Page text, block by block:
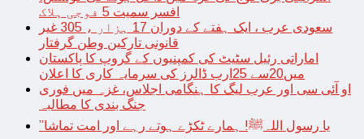
افسر سمیت 5 فوجی ہلاک
سعودی عرب ، ایک ہفتے کے دوران 17 ہزار ، 305 غیر
قانونی تارکین وطن گرفتار
اماراتی رئیل سٹیٹ کی کمپنیوں کے گروپ کا پاکستان
میں20سے 25ارب ڈالرز کی سرمایہ کاری کا اعلان
او آئی سی اور عرب لیگ کا ہنگامی اجلاس، غزہ میں فوری
جنگ بندی کا مطالبہ
’’یا رسول اللہﷺ! ہمارے ٹکڑے ہوتے رہے اور امت تماشا